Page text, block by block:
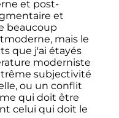
et post-
et
beaucoup
mais le
que j'ai étayés
moderniste
subjectivité
ou un conflit
qui doit être
celui qui doit le